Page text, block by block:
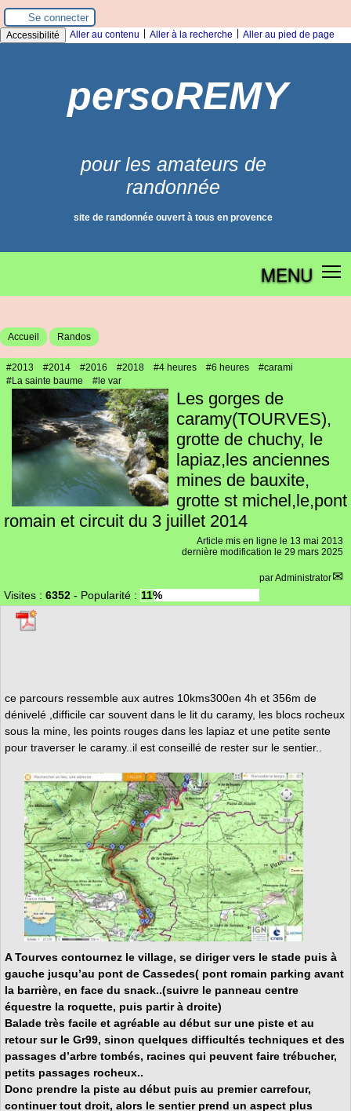
Panneau de gestion des cookies
Se connecter
Accessibilité Aller au contenu Aller à la recherche Aller au pied de page
persoREMY
pour les amateurs de
randonnée
site de randonnée ouvert à tous en provence
MENU
Accueil Randos
#2013 #2014 #2016 #2018 #4 heures #6 heures
#carami
#La sainte baume
#le var
Les gorges de
caramy(TOURVES),
grotte de chuchy, le
lapiaz,les anciennes
mines de bauxite,
grotte st michel,le,pont
romain et circuit du 3 juillet 2014
Article mis en ligne le 13 mai 2013
dernière modification le 29 mars 2025
parAdministrator
Visites : 6352 - Popularité : 11%
ce parcours ressemble aux autres 10kms300en 4h et 356m de
dénivelé ,difficile car souvent dans le lit du caramy, les blocs rocheux
sous la mine, les points rouges dans les lapiaz et une petite sente
pour traverser le caramy..il est conseillé de rester sur le sentier..
A Tourves contournez le village, se diriger vers le stade puis à
gauche jusqu’au pont de Cassedes( pont romain parking avant
la barrière, en face du snack..(suivre le panneau centre
équestre la roquette, puis partir à droite)
Balade très facile et agréable au début sur une piste et au
retour sur le Gr99, sinon quelques difficultés techniques et des
passages d’arbre tombés, racines qui peuvent faire trébucher,
petits passages rocheux..
Donc prendre la piste au début puis au premier carrefour,
continuer tout droit, alors le sentier prend un aspect plus